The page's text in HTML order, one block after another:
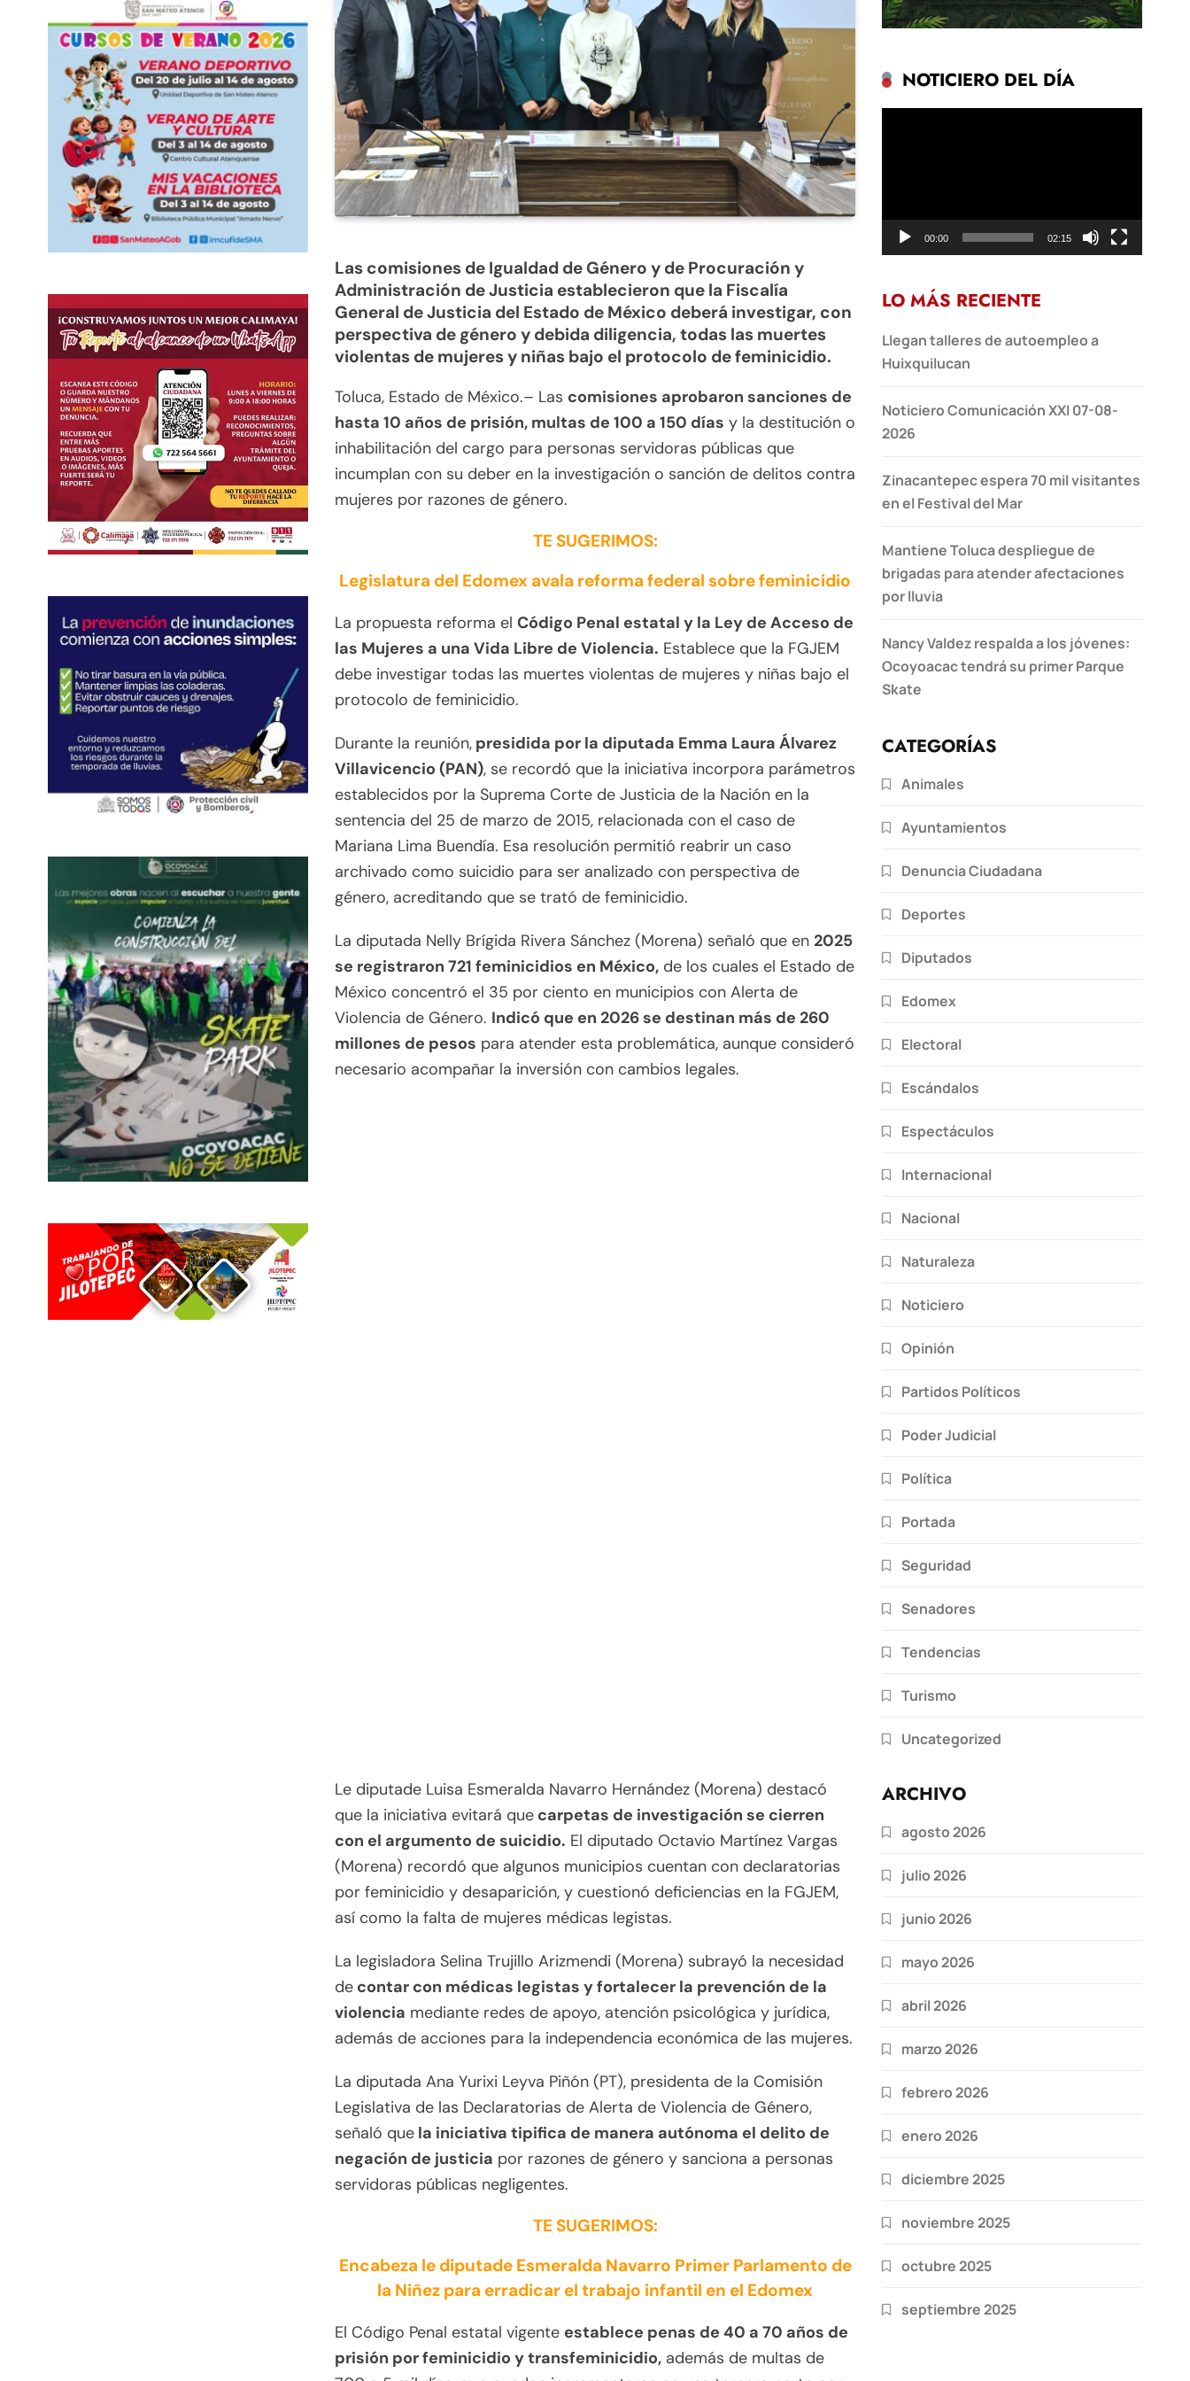
Las comisiones de Igualdad de Género y de Procuración y
Administración de Justicia establecieron que la Fiscalía
General de Justicia del Estado de México deberá investigar, con
perspectiva de género y debida diligencia, todas las muertes
violentas de mujeres y niñas bajo el protocolo de feminicidio.
Toluca, Estado de México.– Las comisiones aprobaron sanciones de
hasta 10 años de prisión, multas de 100 a 150 días y la destitución o
inhabilitación del cargo para personas servidoras públicas que
incumplan con su deber en la investigación o sanción de delitos contra
mujeres por razones de género.
TE SUGERIMOS:
Legislatura del Edomex avala reforma federal sobre feminicidio
La propuesta reforma el Código Penal estatal y la Ley de Acceso de
las Mujeres a una Vida Libre de Violencia. Establece que la FGJEM
debe investigar todas las muertes violentas de mujeres y niñas bajo el
protocolo de feminicidio.
Durante la reunión, presidida por la diputada Emma Laura Álvarez
Villavicencio (PAN), se recordó que la iniciativa incorpora parámetros
establecidos por la Suprema Corte de Justicia de la Nación en la
sentencia del 25 de marzo de 2015, relacionada con el caso de
Mariana Lima Buendía. Esa resolución permitió reabrir un caso
archivado como suicidio para ser analizado con perspectiva de
género, acreditando que se trató de feminicidio.
La diputada Nelly Brígida Rivera Sánchez (Morena) señaló que en 2025
se registraron 721 feminicidios en México, de los cuales el Estado de
México concentró el 35 por ciento en municipios con Alerta de
Violencia de Género. Indicó que en 2026 se destinan más de 260
millones de pesos para atender esta problemática, aunque consideró
necesario acompañar la inversión con cambios legales.
Le diputade Luisa Esmeralda Navarro Hernández (Morena) destacó
que la iniciativa evitará que carpetas de investigación se cierren
con el argumento de suicidio. El diputado Octavio Martínez Vargas
(Morena) recordó que algunos municipios cuentan con declaratorias
por feminicidio y desaparición, y cuestionó deficiencias en la FGJEM,
así como la falta de mujeres médicas legistas.
La legisladora Selina Trujillo Arizmendi (Morena) subrayó la necesidad
de contar con médicas legistas y fortalecer la prevención de la
violencia mediante redes de apoyo, atención psicológica y jurídica,
además de acciones para la independencia económica de las mujeres.
La diputada Ana Yurixi Leyva Piñón (PT), presidenta de la Comisión
Legislativa de las Declaratorias de Alerta de Violencia de Género,
señaló que la iniciativa tipifica de manera autónoma el delito de
negación de justicia por razones de género y sanciona a personas
servidoras públicas negligentes.
TE SUGERIMOS:
Encabeza le diputade Esmeralda Navarro Primer Parlamento de
la Niñez para erradicar el trabajo infantil en el Edomex
El Código Penal estatal vigente establece penas de 40 a 70 años de
prisión por feminicidio y transfeminicidio, además de multas de
NOTICIERO DEL DÍA
00:00 02:15
LO MÁS RECIENTE
Llegan talleres de autoempleo a
Huixquilucan
Noticiero Comunicación XXI 07-08-
2026
Zinacantepec espera 70 mil visitantes
en el Festival del Mar
Mantiene Toluca despliegue de
brigadas para atender afectaciones
por lluvia
Nancy Valdez respalda a los jóvenes:
Ocoyoacac tendrá su primer Parque
Skate
CATEGORÍAS
Animales
Ayuntamientos
Denuncia Ciudadana
Deportes
Diputados
Edomex
Electoral
Escándalos
Espectáculos
Internacional
Nacional
Naturaleza
Noticiero
Opinión
Partidos Políticos
Poder Judicial
Política
Portada
Seguridad
Senadores
Tendencias
Turismo
Uncategorized
ARCHIVO
agosto 2026
julio 2026
junio 2026
mayo 2026
abril 2026
marzo 2026
febrero 2026
enero 2026
diciembre 2025
noviembre 2025
octubre 2025
septiembre 2025